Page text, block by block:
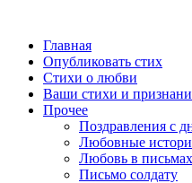
Главная
Опубликовать стих
Стихи о любви
Ваши стихи и
Прочее
Поздравления с
Любовные
Любовь в
Письмо солдату